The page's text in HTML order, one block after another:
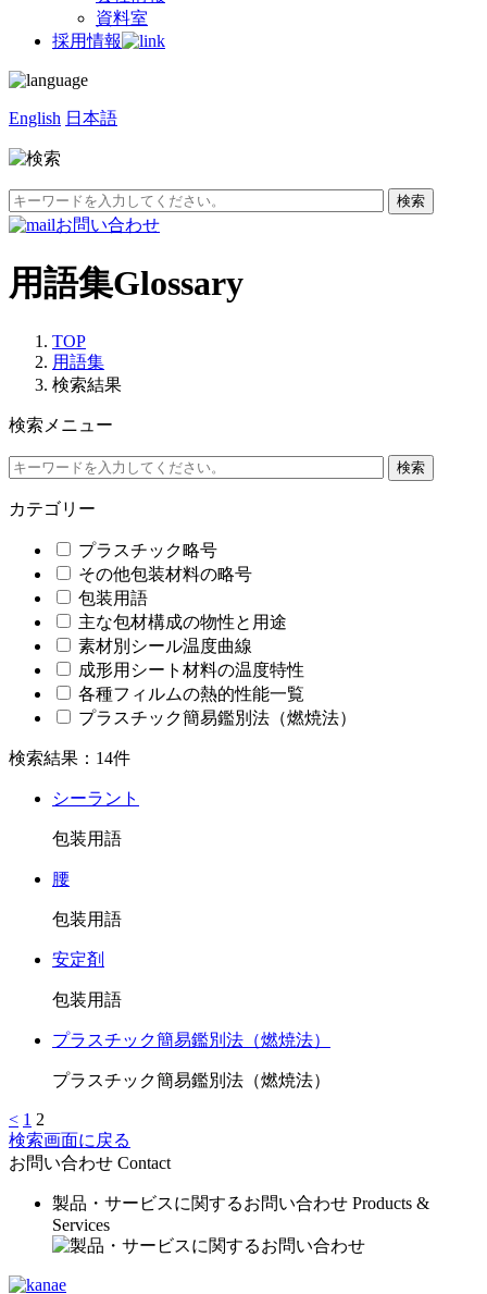
資料室
採用情報
English 日本語
お問い合わせ
用語集Glossary
TOP
用語集
検索結果
検索メニュー
カテゴリー
プラスチック略号
その他包装材料の略号
包装用語
主な包材構成の物性と用途
素材別シール温度曲線
成形用シート材料の温度特性
各種フィルムの熱的性能一覧
プラスチック簡易鑑別法（燃焼法）
検索結果：14件
シーラント
包装用語
腰
包装用語
安定剤
包装用語
プラスチック簡易鑑別法（燃焼法）
プラスチック簡易鑑別法（燃焼法）
< 1 2
検索画面に戻る
お問い合わせ Contact
製品・サービスに関するお問い合わせ Products &
Services